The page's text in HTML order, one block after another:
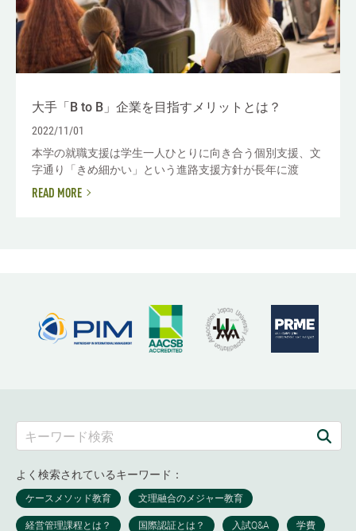
大手「B to B」企業を目指すメリットとは？
2022/11/01
本学の就職支援は学生一人ひとりに向き合う個別支援、文
字通り「きめ細かい」という進路支援方針が長年に渡
READ MORE
よく検索されているキーワード：